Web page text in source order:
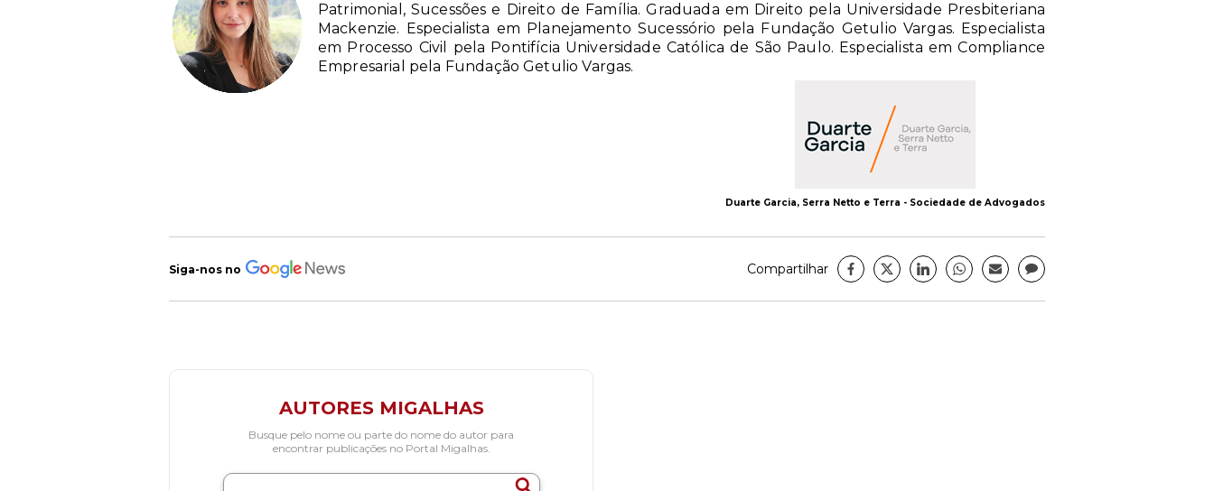
Patrimonial, Sucessões e Direito de Família. Graduada em Direito pela Universidade Presbiteriana
Mackenzie. Especialista em Planejamento Sucessório pela Fundação Getulio Vargas. Especialista
em Processo Civil pela Pontifícia Universidade Católica de São Paulo. Especialista em Compliance
Empresarial pela Fundação Getulio Vargas.
Duarte Garcia, Serra Netto e Terra - Sociedade de Advogados
Siga-nos no Compartilhar
AUTORES MIGALHAS
Busque pelo nome ou parte do nome do autor para
encontrar publicações no Portal Migalhas.